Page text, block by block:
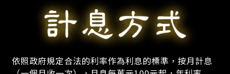
依照政府規定合法的利率作為利息的標準，按月計息